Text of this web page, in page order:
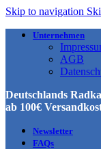
Skip to navigation
Unternehmen
AGB
Deutschlands
ab 100€
Newsletter
FAQs